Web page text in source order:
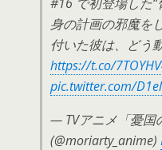
身の計画の邪魔を
付いた彼は、どう
https://t.co/
pic.twitter.com/
— TVアニメ「憂国
(@moriarty_anime)